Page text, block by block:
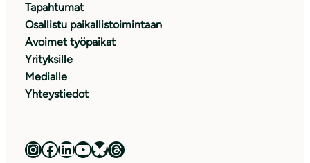
Tapahtumat
Osallistu paikallistoimintaan
Avoimet työpaikat
Yrityksille
Medialle
Yhteystiedot
Luonnonsuojeluliitto Instagramissa Luonnonsuojeluliitto Facebookissa Luonnonsuojeluliitto LinkedInissä Luonnonsuojeluliiton YouTube-kanava Luonnonsuojeluliitto Blueskyssa Luonnonsuojeluliitto Threadsissa